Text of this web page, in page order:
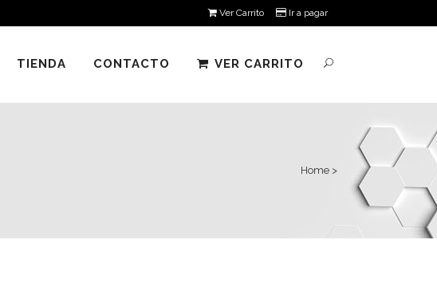
Ver Carrito Ir a pagar
TIENDA CONTACTO VER CARRITO
Home >